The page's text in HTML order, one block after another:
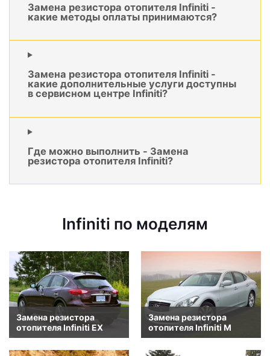
Замена резистора отопителя Infiniti -
какие методы оплаты принимаются?
Замена резистора отопителя Infiniti -
какие дополнительные услуги доступны
в сервисном центре Infiniti?
Где можно выполнить - Замена
резистора отопителя Infiniti?
Infiniti по моделям
Замена резистора
отопителя Infiniti EX
Замена резистора
отопителя Infiniti M